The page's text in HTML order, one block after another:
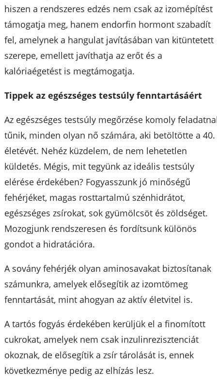
hiszen a rendszeres edzés nem csak az izomépítést
támogatja meg, hanem endorfin hormont szabadít
fel, amelynek a hangulat javításában van kitüntetett
szerepe, emellett javíthatja az erőt és a
kalóriaégetést is megtámogatja.
Tippek az egészséges testsúly fenntartásáért
Az egészséges testsúly megőrzése komoly
tűnik, minden olyan nő számára, aki betöltötte a 40.
életévét. Nehéz küzdelem, de nem lehetetlen
küldetés. Mégis, mit tegyünk az ideális testsúly
elérése érdekében? Fogyasszunk jó minőségű
fehérjéket, magas rosttartalmú szénhidrátot,
egészséges zsírokat, sok gyümölcsöt és zöldséget.
Mozogjunk rendszeresen és fordítsunk különös
gondot a hidratációra.
A sovány fehérjék olyan aminosavakat biztosítanak
számunkra, amelyek elősegítik az izomtömeg
fenntartását, mint ahogyan az aktív életvitel is.
A tartós fogyás érdekében kerüljük el a finomított
cukrokat, amelyek nem csak inzulinrezisztenciát
okoznak, de elősegítik a zsír tárolását is, ennek
következménye pedig az elhízás lesz.